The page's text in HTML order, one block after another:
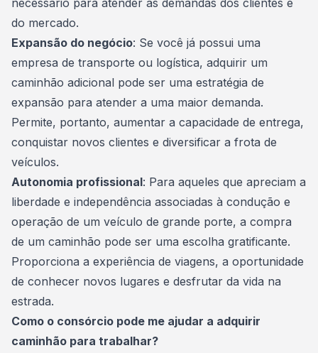
necessário para atender às demandas dos clientes e
do mercado.
Expansão do negócio: Se você já possui uma
empresa de transporte ou logística, adquirir um
caminhão adicional pode ser uma estratégia de
expansão para atender a uma maior demanda.
Permite, portanto, aumentar a capacidade de entrega,
conquistar novos clientes e diversificar a frota de
veículos.
Autonomia profissional: Para aqueles que apreciam a
liberdade e independência associadas à condução e
operação de um veículo de grande porte, a compra
de um caminhão pode ser uma escolha gratificante.
Proporciona a experiência de viagens, a oportunidade
de conhecer novos lugares e desfrutar da vida na
estrada.
Como o consórcio pode me ajudar a adquirir
caminhão para trabalhar?